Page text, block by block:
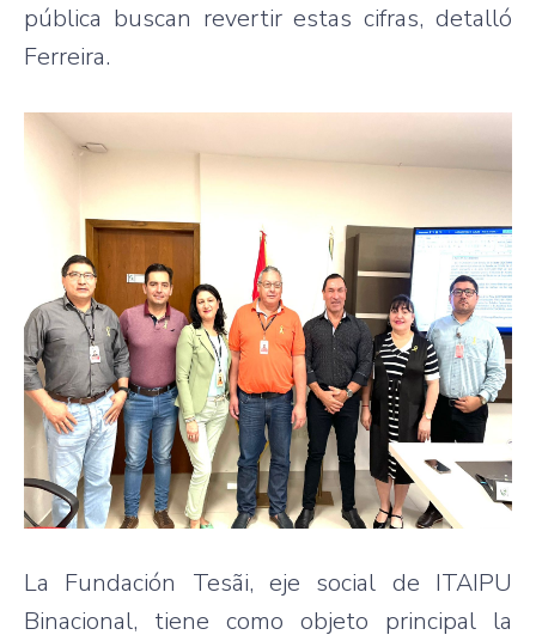
pública buscan revertir estas cifras, detalló
Ferreira.
La Fundación Tesãi, eje social de ITAIPU
Binacional, tiene como objeto principal la